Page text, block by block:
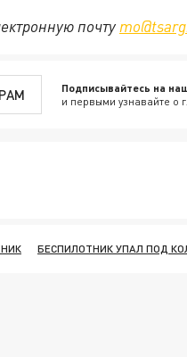
почту
Подписывайтесь на
и первыми узнавайте о
БЕСПИЛОТНИК УПАЛ ПОД